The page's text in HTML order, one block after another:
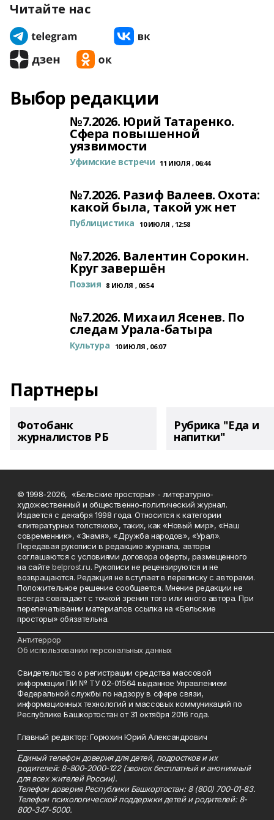
Читайте нас
Выбор редакции
№7.2026. Юрий Татаренко.
Сфера повышенной
уязвимости
Уфимские встречи 11 ИЮЛЯ , 06:44
№7.2026. Разиф Валеев. Охота:
какой была, такой уж нет
Публицистика 10 ИЮЛЯ , 12:58
№7.2026. Валентин Сорокин.
Круг завершён
Поэзия 8 ИЮЛЯ , 06:54
№7.2026. Михаил Ясенев. По
следам Урала-батыра
Культура 10 ИЮЛЯ , 06:07
Партнеры
Фотобанк
журналистов РБ
Рубрика "Еда и
напитки"
© 1998-2026, «Бельские просторы» - литературно-
художественный и общественно-политический журнал.
Издается с декабря 1998 года. Относится к категории
«литературных толстяков», таких, как «Новый мир», «Наш
современник», «Знамя», «Дружба народов», «Урал».
Передавая рукописи в редакцию журнала, авторы
соглашаются с условиями договора оферты, размещенного
на сайтеbelprost.ru. Рукописи не рецензируются и не
возвращаются. Редакция не вступает в переписку с авторами.
Положительное решение сообщается. Мнение редакции не
всегда совпадает с точкой зрения того или иного автора. При
перепечатывании материалов ссылка на «Бельские
просторы» обязательна.
Антитеррор
Об использовании персональных данных
Свидетельство о регистрации средства массовой
информации ПИ № ТУ 02-01564 выданное Управлением
Федеральной службы по надзору в сфере связи,
информационных технологий и массовых коммуникаций по
Республике Башкортостан от 31 октября 2016 года.
Главный редактор: Горюхин Юрий Александрович
Единый телефон доверия для детей, подростков и их
родителей: 8-800-2000-122 (звонок бесплатный и анонимный
для всех жителей России).
Телефон доверия Республики Башкортостан: 8 (800) 700-01-83.
Телефон психологической поддержки детей и родителей: 8-
800-347-5000.